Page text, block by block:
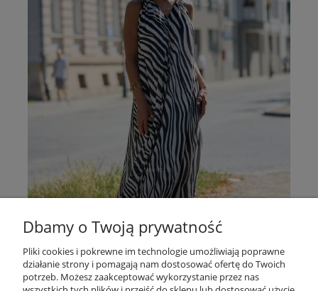
Dbamy o Twoją prywatność
Pliki cookies i pokrewne im technologie umożliwiają poprawne
działanie strony i pomagają nam dostosować ofertę do Twoich
potrzeb. Możesz zaakceptować wykorzystanie przez nas